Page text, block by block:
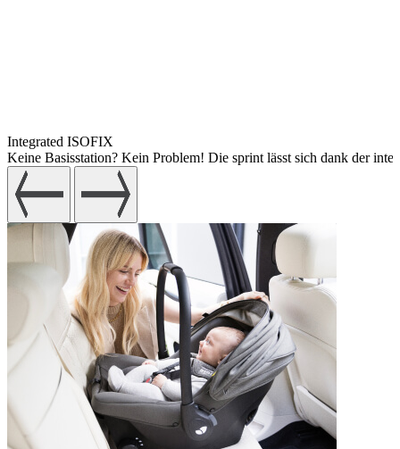
Integrated ISOFIX
Keine Basisstation? Kein Problem! Die sprint lässt sich dank der